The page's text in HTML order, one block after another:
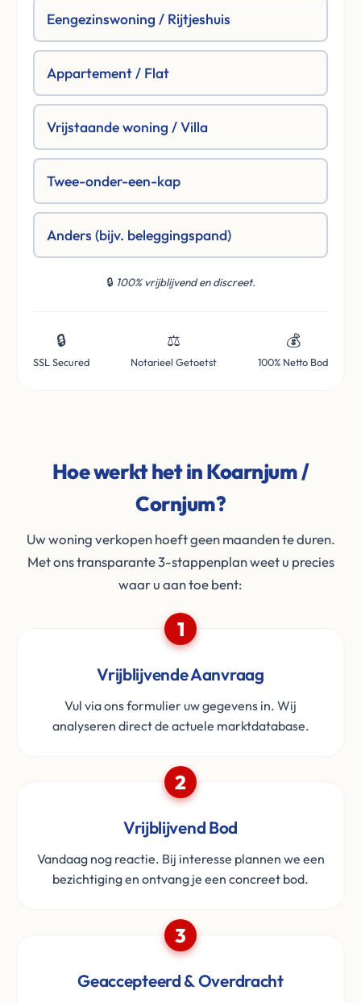
Eengezinswoning / Rijtjeshuis
Appartement / Flat
Vrijstaande woning / Villa
Twee-onder-een-kap
Anders (bijv. beleggingspand)
🔒 100% vrijblijvend en discreet.
🔒
SSL Secured
⚖️
Notarieel Getoetst
💰
100% Netto Bod
Hoe werkt het in Koarnjum /
Cornjum?
Uw woning verkopen hoeft geen maanden te duren.
Met ons transparante 3-stappenplan weet u precies
waar u aan toe bent:
1
Vrijblijvende Aanvraag
Vul via ons formulier uw gegevens in. Wij
analyseren direct de actuele marktdatabase.
2
Vrijblijvend Bod
Vandaag nog reactie. Bij interesse plannen we een
bezichtiging en ontvang je een concreet bod.
3
Geaccepteerd & Overdracht